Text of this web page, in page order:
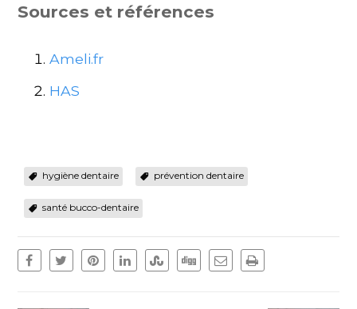
Sources et références
Ameli.fr
HAS
hygiène dentaire prévention dentaire
santé bucco-dentaire